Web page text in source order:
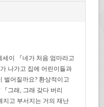
이 『네가 처음 엄마라고
나가고 집에 어린이들과
벌어질까요? 환상적이고
그래, 그래 갖다 버리
지고 부서지는 거의 재난